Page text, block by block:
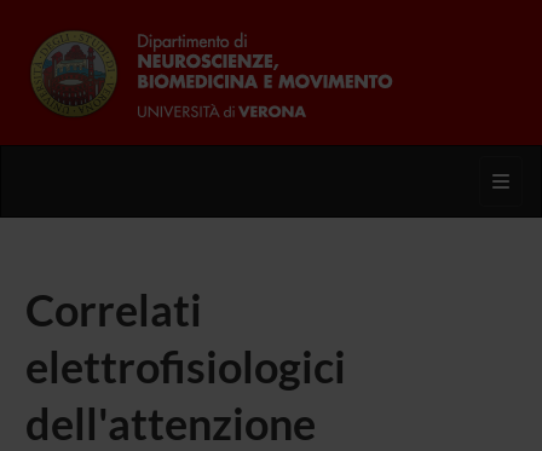
Correlati
elettrofisiologici
dell'attenzione